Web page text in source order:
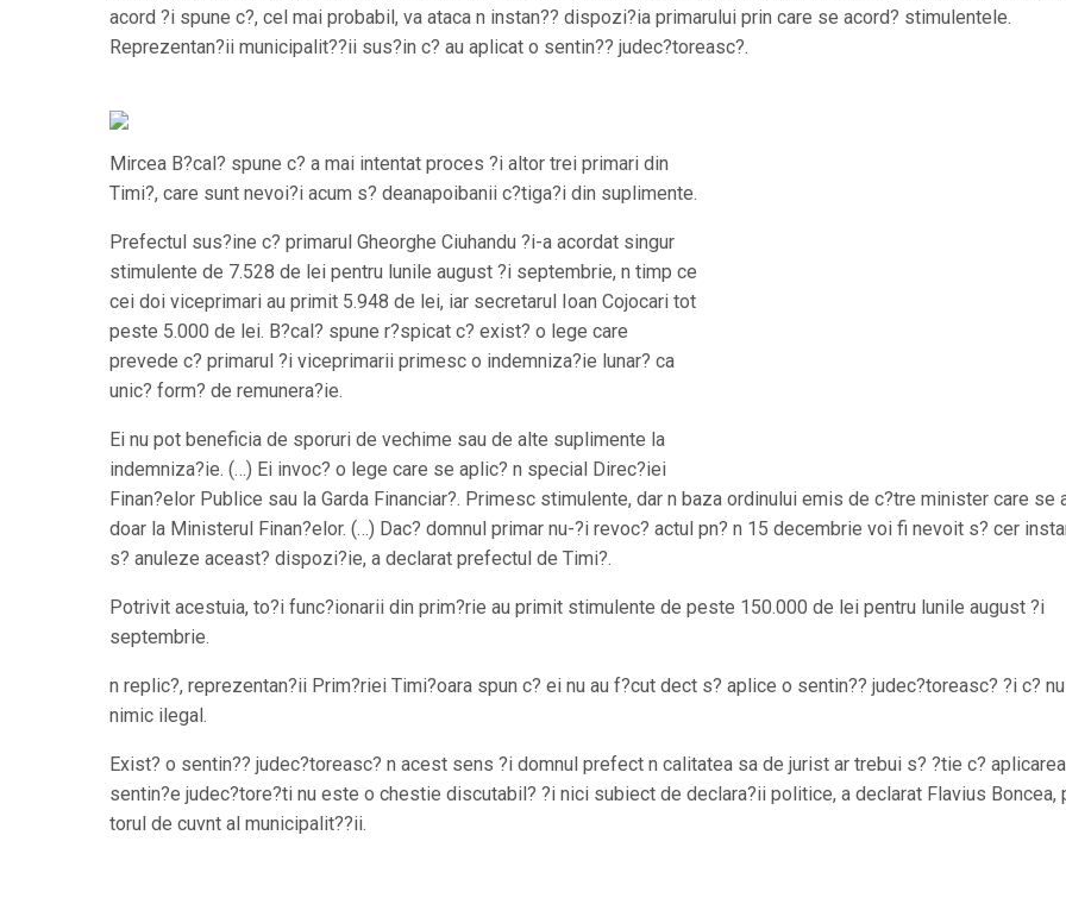
acord ?i spune c?, cel mai probabil, va ataca n instan?? dispozi?ia primarului prin care se acord? stimulentele.
Reprezentan?ii municipalit??ii sus?in c? au aplicat o sentin?? judec?toreasc?.
Mircea B?cal? spune c? a mai intentat proces ?i altor trei primari din
Timi?, care sunt nevoi?i acum s? deanapoibanii c?tiga?i din suplimente.
Prefectul sus?ine c? primarul Gheorghe Ciuhandu ?i-a acordat singur
stimulente de 7.528 de lei pentru lunile august ?i septembrie, n timp ce
cei doi viceprimari au primit 5.948 de lei, iar secretarul Ioan Cojocari tot
peste 5.000 de lei. B?cal? spune r?spicat c? exist? o lege care
prevede c? primarul ?i viceprimarii primesc o indemniza?ie lunar? ca
unic? form? de remunera?ie.
Ei nu pot beneficia de sporuri de vechime sau de alte suplimente la
indemniza?ie. (…) Ei invoc? o lege care se aplic? n special Direc?iei
Finan?elor Publice sau la Garda Financiar?. Primesc stimulente, dar n baza ordinului emis de c?tre minister care se
doar la Ministerul Finan?elor. (…) Dac? domnul primar nu-?i revoc? actul pn? n 15 decembrie voi fi nevoit s? cer
s? anuleze aceast? dispozi?ie, a declarat prefectul de Timi?.
Potrivit acestuia, to?i func?ionarii din prim?rie au primit stimulente de peste 150.000 de lei pentru lunile august ?i
septembrie.
n replic?, reprezentan?ii Prim?riei Timi?oara spun c? ei nu au f?cut dect s? aplice o sentin?? judec?toreasc? ?i c?
nimic ilegal.
Exist? o sentin?? judec?toreasc? n acest sens ?i domnul prefect n calitatea sa de jurist ar trebui s? ?tie c?
sentin?e judec?tore?ti nu este o chestie discutabil? ?i nici subiect de declara?ii politice, a declarat Flavius Boncea,
torul de cuvnt al municipalit??ii.